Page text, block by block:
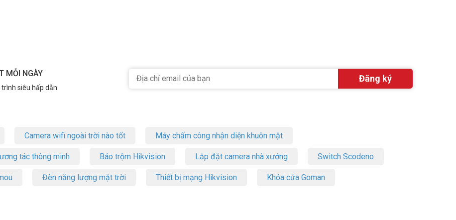
MỖI NGÀY
siêu hấp dẫn
Camera wifi ngoài trời nào tốt Máy chấm công nhận diện khuôn mặt
tác thông minh Báo trộm Hikvision Lắp đặt camera nhà xưởng Switch Scodeno
Đèn năng lượng mặt trời Thiết bị mạng Hikvision Khóa cửa Goman